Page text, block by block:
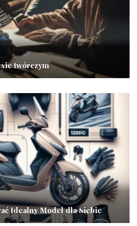
twórczym
Idealny Model dla Siebie